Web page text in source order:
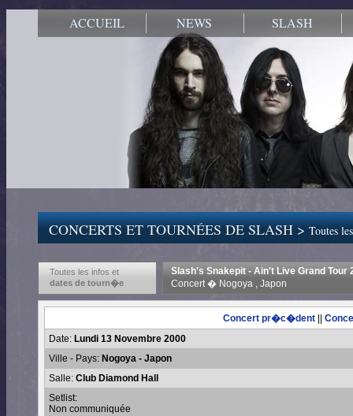
ACCUEIL NEWS SLASH
CONCERTS ET TOURNÉES DE SLASH >Toutes
Toutes les infos et
dates de tourn�e
Slash's Snakepit - Ain't Live Grand Tour
Concert � Nogoya , Japon
Concert pr�c�dent
Date: Lundi 13 Novembre 2000
Ville - Pays: Nogoya - Japon
Salle: Club Diamond Hall
Setlist:
Non communiquée